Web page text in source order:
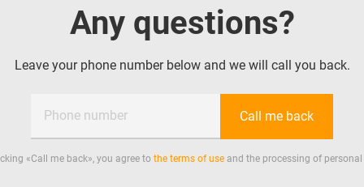
Any questions?
Leave your phone number below and we will call you back.
Phone number Call me back
«Call me back», you agree to the terms of useand the processing of personal